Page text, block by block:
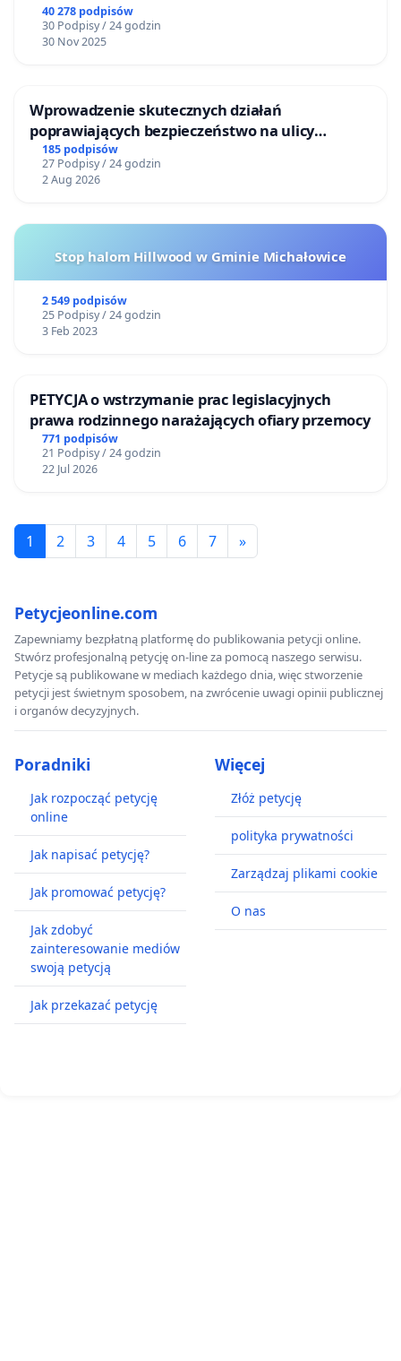
40 278 podpisów
30 Podpisy / 24 godzin
30 Nov 2025
Wprowadzenie skutecznych działań
poprawiających bezpieczeństwo na ulicy
Żeromskiego w Otwocku
185 podpisów
27 Podpisy / 24 godzin
2 Aug 2026
Stop halom Hillwood w Gminie Michałowice
2 549 podpisów
25 Podpisy / 24 godzin
3 Feb 2023
PETYCJA o wstrzymanie prac legislacyjnych
prawa rodzinnego narażających ofiary przemocy
771 podpisów
21 Podpisy / 24 godzin
22 Jul 2026
1 2 3 4 5 6 7 »
Petycjeonline.com
Zapewniamy bezpłatną platformę do publikowania petycji online.
Stwórz profesjonalną petycję on-line za pomocą naszego serwisu.
Petycje są publikowane w mediach każdego dnia, więc stworzenie
petycji jest świetnym sposobem, na zwrócenie uwagi opinii publicznej
i organów decyzyjnych.
Poradniki
Jak rozpocząć petycję
online
Jak napisać petycję?
Jak promować petycję?
Jak zdobyć
zainteresowanie mediów
swoją petycją
Jak przekazać petycję
Więcej
Złóż petycję
polityka prywatności
Zarządzaj plikami cookie
O nas